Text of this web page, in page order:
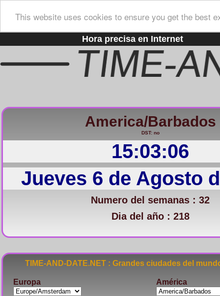
This website uses cookies to ensure you get the best
Hora precisa en Internet
America/Barbados
DST: no
15:03:07
Jueves 6 de Agosto
Numero del semanas : 32
Dia del año : 218
TIME-AND-DATE.NET : Grandes ciudades del
Europa América